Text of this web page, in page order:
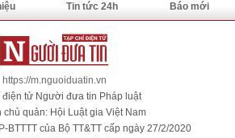
Tin tức 24h Báo mới
https://m.nguoiduatin.vn
điện tử Người đưa tin Pháp luật
chủ quản: Hội Luật gia Việt Nam
BTTTT của Bộ TT&TT cấp ngày 27/2/2020